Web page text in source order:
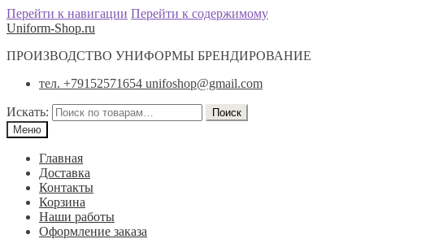
Перейти к навигации Перейти к содержимому
Uniform-Shop.ru
ПРОИЗВОДСТВО УНИФОРМЫ БРЕНДИРОВАНИЕ
тел. +79152571654 unifoshop@gmail.com
Искать:
Поиск
Меню
Главная
Доставка
Контакты
Корзина
Наши работы
Оформление заказа